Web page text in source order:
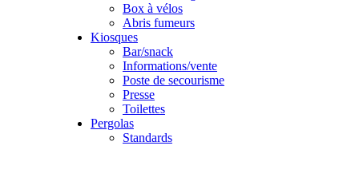
Box à vélos
Abris fumeurs
Kiosques
Bar/snack
Informations/vente
Poste de secourisme
Presse
Toilettes
Pergolas
Standards